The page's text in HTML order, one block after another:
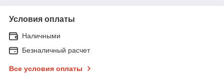
Условия оплаты
Наличными
Безналичный расчет
Все условия оплаты